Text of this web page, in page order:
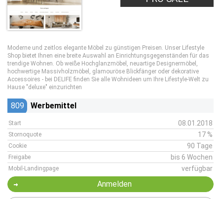
Moderne und zeitlos elegante Möbel zu günstigen Preisen. Unser Lifestyle
Shop bietet Ihnen eine breite Auswahl an Einrichtungsgegenständen für das
trendige Wohnen. Ob weiße Hochglanzmöbel, neuartige Designermöbel,
hochwertige Massivholzmöbel, glamouröse Blickfänger oder dekorative
Accessoires - bei DELIFE finden Sie alle Wohnideen um Ihre Lifestyle-Welt zu
Hause "deluxe" einzurichten
809 Werbemittel
Start 08.01.2018
Stornoquote 17 %
Cookie 90 Tage
Freigabe bis 6 Wochen
Mobil-Landingpage verfügbar
Anmelden